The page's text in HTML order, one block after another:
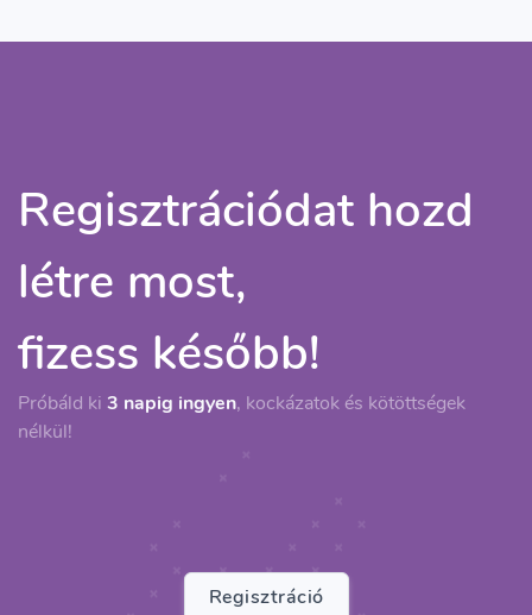
Regisztrációdat hozd
létre most,
fizess később!
Próbáld ki 3 napig ingyen, kockázatok és kötöttségek
nélkül!
Regisztráció